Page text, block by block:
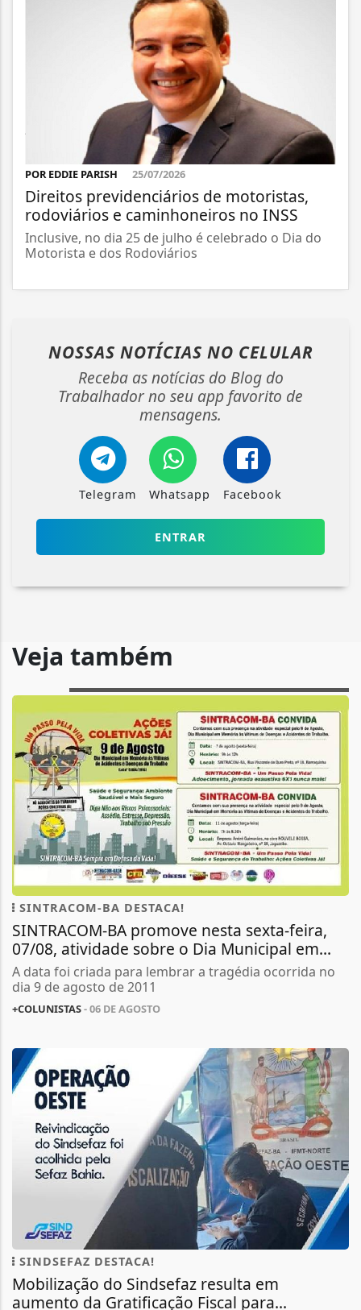
POR EDDIE PARISH 25/07/2026
Direitos previdenciários de motoristas,
rodoviários e caminhoneiros no INSS
Inclusive, no dia 25 de julho é celebrado o Dia do
Motorista e dos Rodoviários
NOSSAS NOTÍCIAS NO CELULAR
Receba as notícias do Blog do
Trabalhador no seu app favorito de
mensagens.
Telegram Whatsapp Facebook
ENTRAR
Veja também
SINTRACOM-BA DESTACA!
SINTRACOM-BA promove nesta sexta-feira,
07/08, atividade sobre o Dia Municipal em...
A data foi criada para lembrar a tragédia ocorrida no
dia 9 de agosto de 2011
+COLUNISTAS- 06 DE AGOSTO
SINDSEFAZ DESTACA!
Mobilização do Sindsefaz resulta em
aumento da Gratificação Fiscal para...